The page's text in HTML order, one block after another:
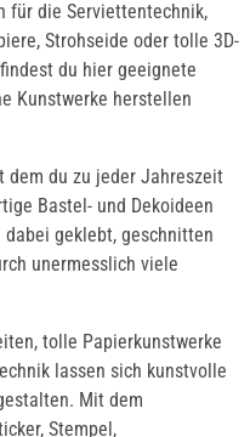
für die Serviettentechnik,
Strohseide oder tolle 3D-
du hier geeignete
Kunstwerke herstellen
du zu jeder Jahreszeit
Bastel- und Dekoideen
geklebt, geschnitten
unermesslich viele
tolle Papierkunstwerke
lassen sich kunstvolle
Mit dem
Stempel,